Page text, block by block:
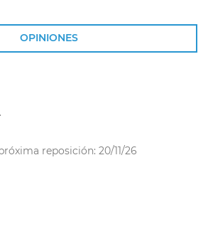
OPINIONES
reposición: 20/11/26